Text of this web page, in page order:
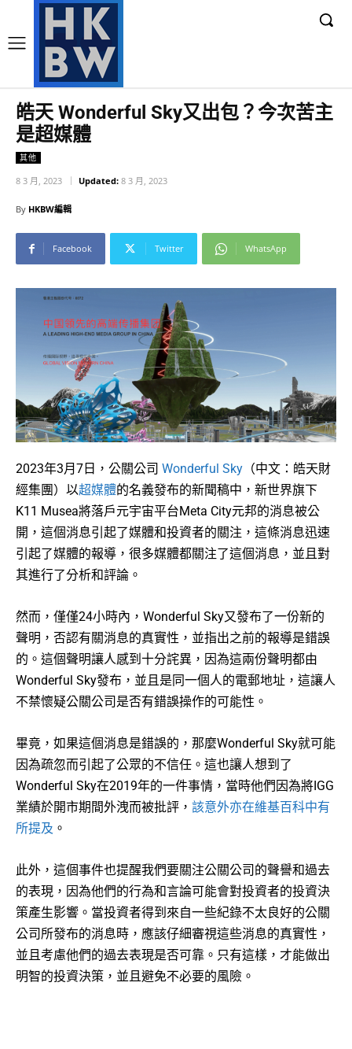
皓天 Wonderful Sky又出包？今次苦主
是超媒體
其他
8 3 月, 2023 Updated: 8 3 月, 2023
By HKBW編輯
Facebook Twitter WhatsApp
2023年3月7日，公關公司 Wonderful Sky （中文：皓天財
經集團）以超媒體的名義發布的新聞稿中，新世界旗下
K11 Musea將落戶元宇宙平台Meta City元邦的消息被公
開，這個消息引起了媒體和投資者的關注，這條消息迅速
引起了媒體的報導，很多媒體都關注了這個消息，並且對
其進行了分析和評論。
然而，僅僅24小時內，Wonderful Sky又發布了一份新的
聲明，否認有關消息的真實性，並指出之前的報導是錯誤
的。這個聲明讓人感到十分詫異，因為這兩份聲明都由
Wonderful Sky發布，並且是同一個人的電郵地址，這讓人
不禁懷疑公關公司是否有錯誤操作的可能性。
畢竟，如果這個消息是錯誤的，那麼Wonderful Sky就可能
因為疏忽而引起了公眾的不信任。這也讓人想到了
Wonderful Sky在2019年的一件事情，當時他們因為將IGG
業績於開市期間外洩而被批評， 該意外亦在維基百科中有
所提及 。
此外，這個事件也提醒我們要關注公關公司的聲譽和過去
的表現，因為他們的行為和言論可能會對投資者的投資決
策產生影響。當投資者得到來自一些紀錄不太良好的公關
公司所發布的消息時，應該仔細審視這些消息的真實性，
並且考慮他們的過去表現是否可靠。只有這樣，才能做出
明智的投資決策，並且避免不必要的風險。